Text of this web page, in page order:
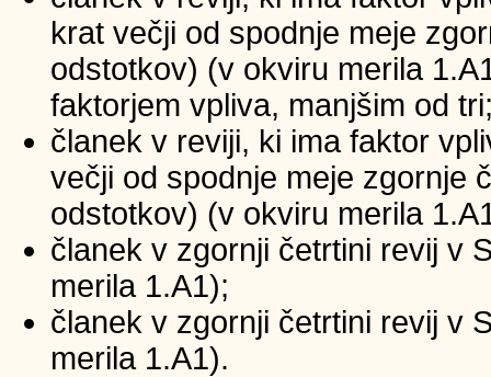
krat večji od spodnje meje
odstotkov) (v okviru merila
faktorjem vpliva, manjšim od
članek v reviji, ki ima faktor
večji od spodnje meje zgornje
odstotkov) (v okviru merila
članek v zgornji četrtini revij v
merila 1.A1);
članek v zgornji četrtini revij v
merila 1.A1).